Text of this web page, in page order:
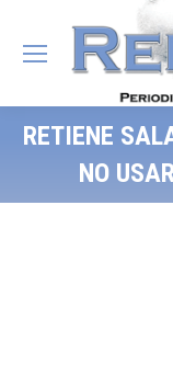
RETIENE
NO